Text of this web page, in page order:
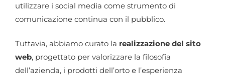
utilizzare i social media come strumento di
comunicazione continua con il pubblico.
Tuttavia, abbiamo curato la realizzazione del sito
web, progettato per valorizzare la filosofia
dell’azienda, i prodotti dell’orto e l’esperienza